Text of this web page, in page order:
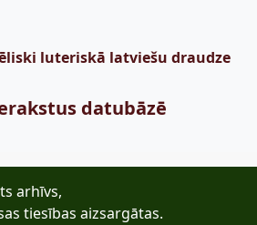
luteriskā latviešu draudze
datubāzē
arhīvs,
tiesības aizsargātas.